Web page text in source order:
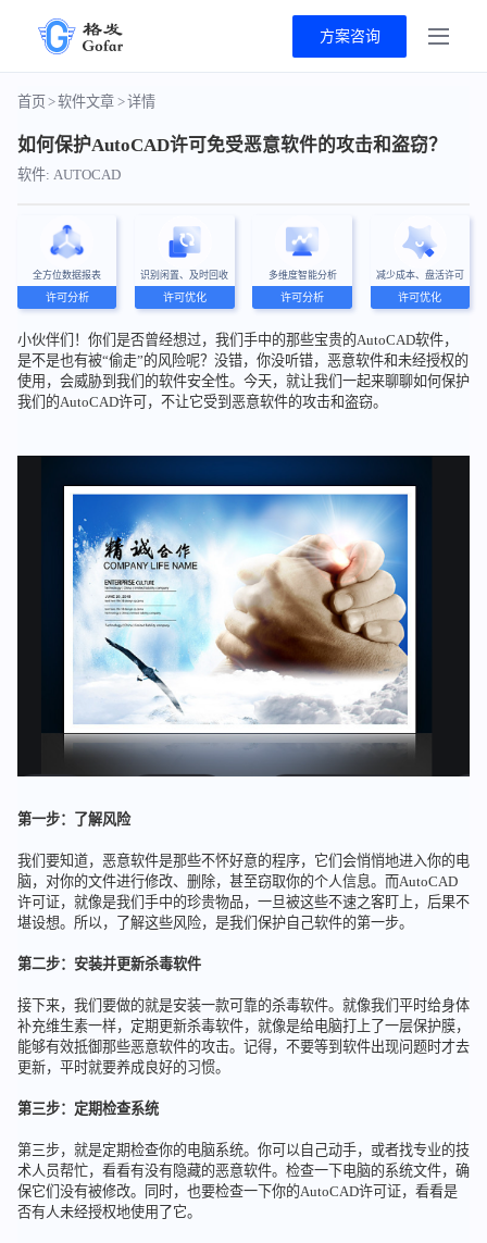
方案咨询
首页>软件文章 >详情
如何保护AutoCAD许可免受恶意软件的攻击和盗窃？
软件: AUTOCAD
全方位数据报表
许可分析
识别闲置、及时回收
许可优化
多维度智能分析
许可分析
减少成本、盘活许可
许可优化
小伙伴们！你们是否曾经想过，我们手中的那些宝贵的AutoCAD软件，
是不是也有被“偷走”的风险呢？没错，你没听错，恶意软件和未经授权的
使用，会威胁到我们的软件安全性。今天，就让我们一起来聊聊如何保护
我们的AutoCAD许可，不让它受到恶意软件的攻击和盗窃。
第一步：了解风险
我们要知道，恶意软件是那些不怀好意的程序，它们会悄悄地进入你的电
脑，对你的文件进行修改、删除，甚至窃取你的个人信息。而AutoCAD
许可证，就像是我们手中的珍贵物品，一旦被这些不速之客盯上，后果不
堪设想。所以，了解这些风险，是我们保护自己软件的第一步。
第二步：安装并更新杀毒软件
接下来，我们要做的就是安装一款可靠的杀毒软件。就像我们平时给身体
补充维生素一样，定期更新杀毒软件，就像是给电脑打上了一层保护膜，
能够有效抵御那些恶意软件的攻击。记得，不要等到软件出现问题时才去
更新，平时就要养成良好的习惯。
第三步：定期检查系统
第三步，就是定期检查你的电脑系统。你可以自己动手，或者找专业的技
术人员帮忙，看看有没有隐藏的恶意软件。检查一下电脑的系统文件，确
保它们没有被修改。同时，也要检查一下你的AutoCAD许可证，看看是
否有人未经授权地使用了它。